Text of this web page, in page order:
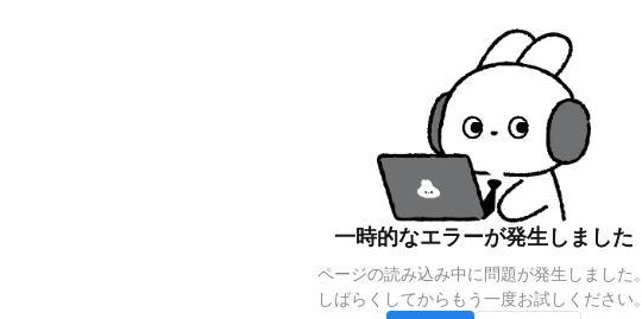
一時的なエラーが発生しました
ページの読み込み中に問題が発生しました。
しばらくしてからもう一度お試しください。